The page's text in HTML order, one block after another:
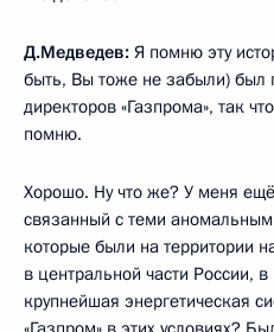
Д.Медведев: Я помню эту
быть, Вы тоже не забыли) был
директоров «Газпрома», так
помню.
Хорошо. Ну что же? У меня
связанный с теми
которые были на территории
в центральной части России,
крупнейшая энергетическая